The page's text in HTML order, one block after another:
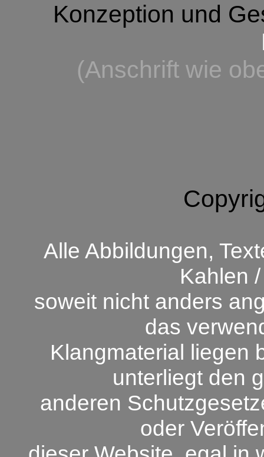
Konzeption und
(Anschrift wie
Alle Abbildungen,
Kahlen
soweit nicht anders
das
Klangmaterial liegen
unterliegt den
anderen
oder